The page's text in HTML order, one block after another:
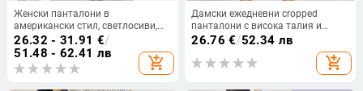
Женски панталони в
американски стил, светлосиви,
ежедневни, широки крачоли, есен
2025
26.32 - 31.91 €/
51.48 - 62.41 лв
add_shopping_cart
Дамски ежедневни cropped
панталони с висока талия и
ластична талия, тесен крой,
26.76 €/52.34 лв
add_shopping_cart